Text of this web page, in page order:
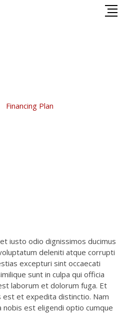
Financing Plan
iusto odio dignissimos ducimus
deleniti atque corrupti
excepturi sint occaecati
sunt in culpa qui officia
laborum et dolorum fuga. Et
est et expedita distinctio. Nam
est eligendi optio cumque